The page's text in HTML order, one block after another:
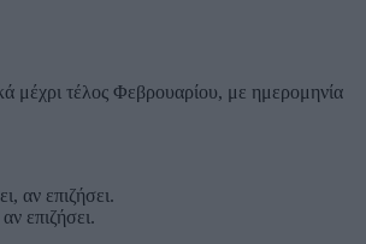
μέχρι τέλος Φεβρουαρίου, με ημερομηνία
επιζήσει.